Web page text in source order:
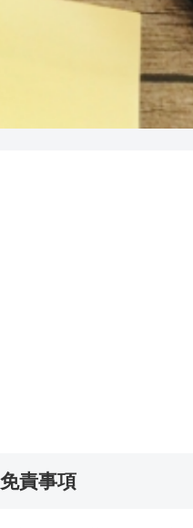
免責事項